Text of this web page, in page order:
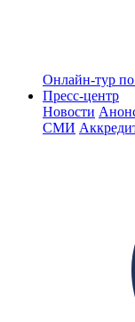
Онлайн-тур
Пресс-центр
Новости
СМИ